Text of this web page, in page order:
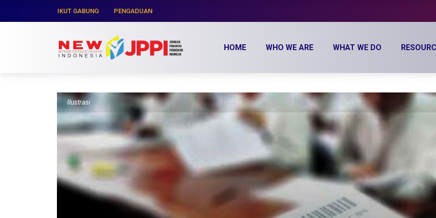
IKUT GABUNG PENGADUAN
HOME WHO WE ARE WHAT WE DO
Ilustrasi